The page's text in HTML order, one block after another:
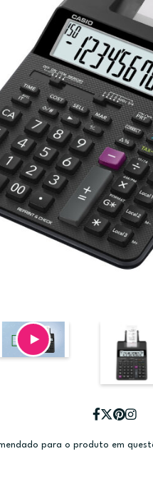
para o produto em